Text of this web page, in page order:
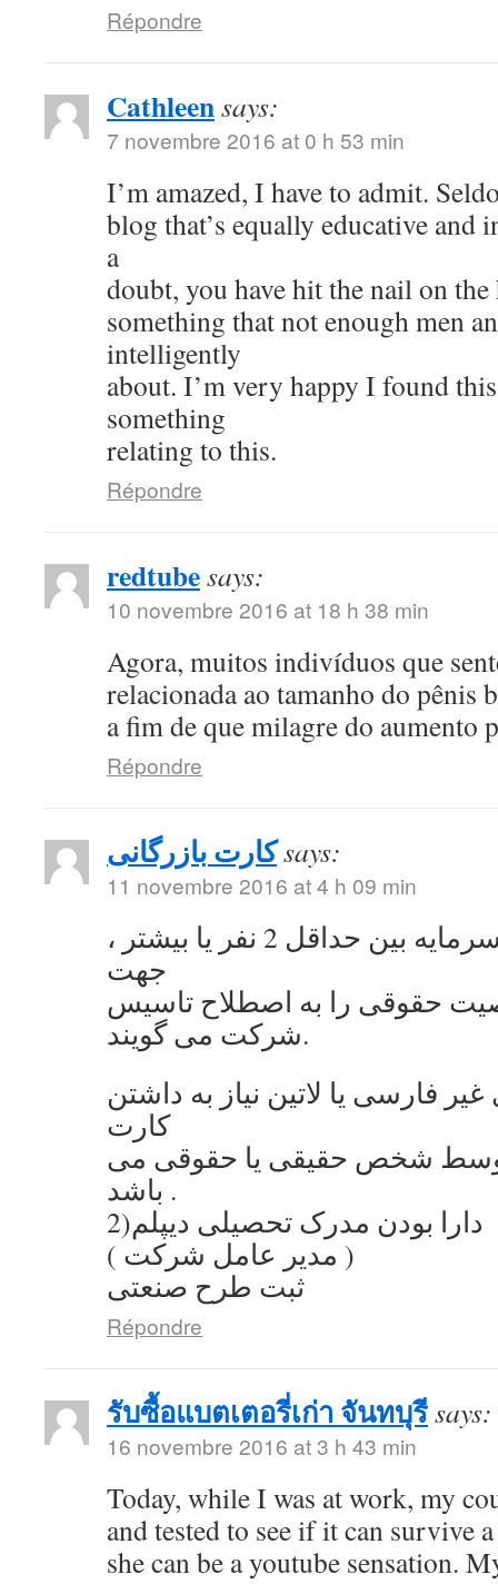
Répondre
Cathleensays:
7 novembre 2016 at 0 h 53 min
I’m amazed, I have to admit.
blog that’s equally educative and
a
doubt, you have hit the nail on the
something that not enough men
intelligently
about. I’m very happy I found
something
relating to this.
Répondre
redtubesays:
10 novembre 2016 at 18 h 38 min
Agora, muitos indivíduos que
relacionada ao tamanho do pênis
a fim de que milagre do aumento
Répondre
کارت بازرگانیsays:
11 novembre 2016 at 4 h 09 min
به اشتراک گذاشتن سرمایه بین حداقل 2 نفر یا بیشتر ،
جهت
حقوقی را به اصطلاح تاسیس
شرکت می گویند.
فارسی یا لاتین نیاز به داشتن
کارت
توسط شخص حقیقی یا حقوقی می
باشد .
2)دارا بودن مدرک تحصیلی دیپلم
( مدیر عامل شرکت )
ثبت طرح صنعتی
Répondre
รับซื้อแบตเตอรี่เก่า จันทบุรีsays:
16 novembre 2016 at 3 h 43 min
Today, while I was at work, my
and tested to see if it can survive
she can be a youtube sensation.